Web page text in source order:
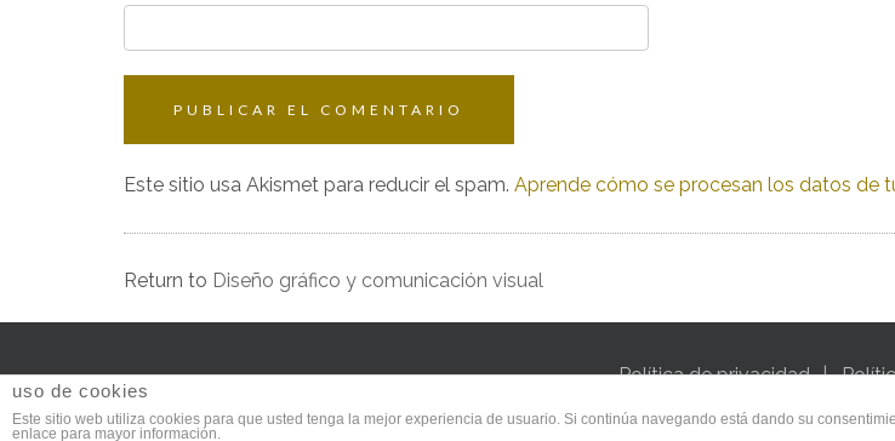
Este sitio usa Akismet para reducir el spam. Aprende cómo se procesan los datos de
Return to Diseño gráfico y comunicación visual
Política de privacidad
Copyright © 2021 Networkdreams (NetDreams
uso de cookies
Este sitio web utiliza cookies para que usted tenga la mejor experiencia de usuario. Si continúa navegando está dando su
enlace para mayor información.